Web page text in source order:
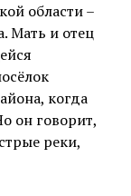
области –
Мать и отец
когда
он говорит,
реки,